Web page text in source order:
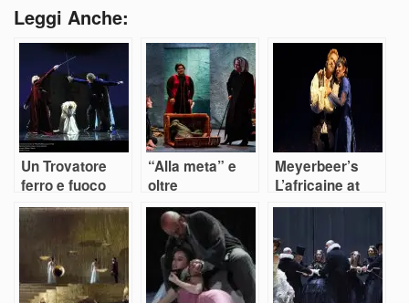
Leggi Anche:
Un Trovatore
ferro e fuoco
spopola alla
Fenice
“Alla meta” e
oltre
Meyerbeer’s
L’africaine at
Teatro La